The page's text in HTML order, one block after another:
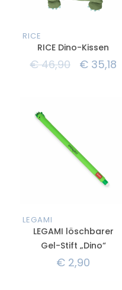
RICE
RICE Dino-Kissen
€46,90 € 35,18
LEGAMI
LEGAMI löschbarer
Gel-Stift „Dino“
€ 2,90